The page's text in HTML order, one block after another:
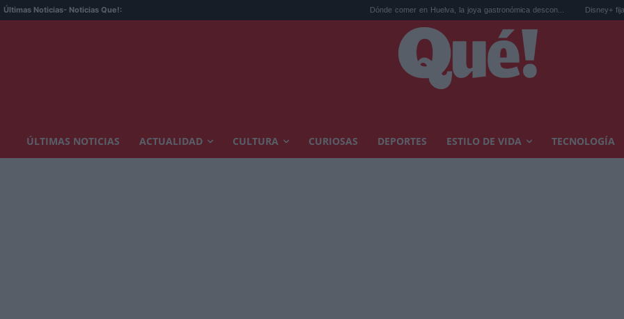
Últimas Noticias- Noticias Que!: Dónde comer en Huelva, la joya gastronómica descon... Disney+ fija la fecha de
ÚLTIMAS NOTICIAS ACTUALIDAD CULTURA CURIOSAS DEPORTES ESTILO DE VIDA TECNOLOGÍA